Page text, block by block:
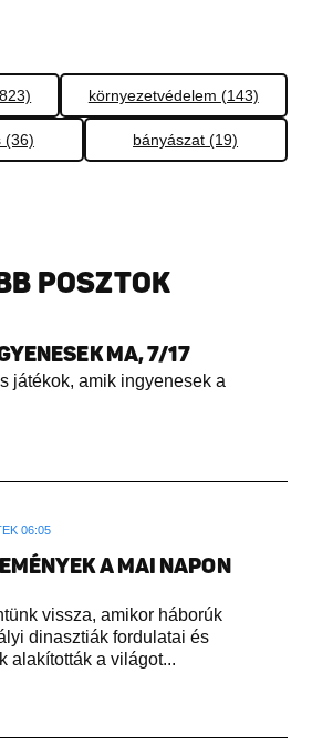
környezetvédelem (143)
(36) bányászat (19)
POSZTOK
MA, 7/17
játékok, amik ingyenesek a
06:05
A MAI NAPON
vissza, amikor háborúk
dinasztiák fordulatai és
alakították a világot...